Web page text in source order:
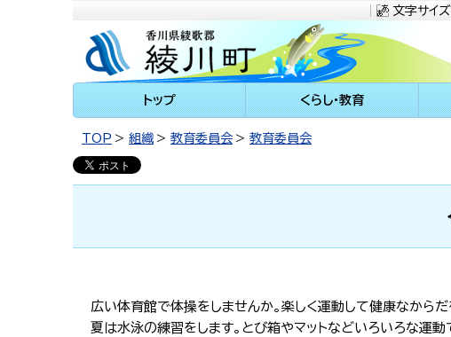
文字サイズ
川町
トップ くらし・教育
TOP 組織 教育委員会 教育委員会
広い体育館で体操をしませんか。楽しく運動して健康なからだ
夏は水泳の練習をします。とび箱やマットなどいろいろな運